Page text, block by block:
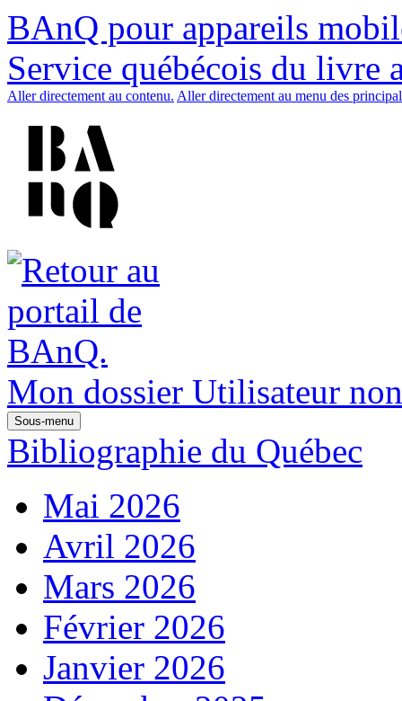
BAnQ pour appareils
Service québécois du livre
Aller directement au contenu. Aller directement au menu des
Mon dossier Utilisateur
Sous-menu
Bibliographie du Québec
Mai 2026
Avril 2026
Mars 2026
Février 2026
Janvier 2026